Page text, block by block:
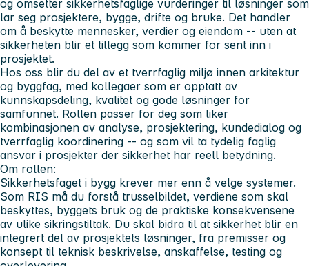
og omsetter sikkerhetsfaglige vurderinger til løsninger som
lar seg prosjektere, bygge, drifte og bruke. Det handler
om å beskytte mennesker, verdier og eiendom -- uten at
sikkerheten blir et tillegg som kommer for sent inn i
prosjektet.
Hos oss blir du del av et tverrfaglig miljø innen arkitektur
og byggfag, med kollegaer som er opptatt av
kunnskapsdeling, kvalitet og gode løsninger for
samfunnet. Rollen passer for deg som liker
kombinasjonen av analyse, prosjektering, kundedialog og
tverrfaglig koordinering -- og som vil ta tydelig faglig
ansvar i prosjekter der sikkerhet har reell betydning.
Om rollen:
Sikkerhetsfaget i bygg krever mer enn å velge systemer.
Som RIS må du forstå trusselbildet, verdiene som skal
beskyttes, byggets bruk og de praktiske konsekvensene
av ulike sikringstiltak. Du skal bidra til at sikkerhet blir en
integrert del av prosjektets løsninger, fra premisser og
konsept til teknisk beskrivelse, anskaffelse, testing og